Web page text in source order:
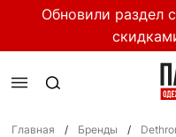
Обновили раздел
Главная / Бренды /